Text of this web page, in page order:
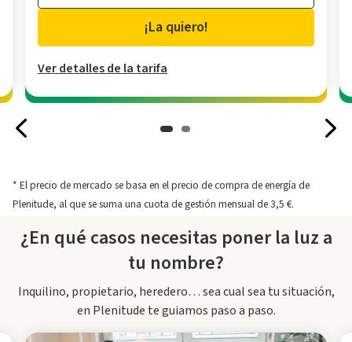
¡La quiero!
Ver detalles de la tarifa
* El precio de mercado se basa en el precio de compra de energía de
Plenitude, al que se suma una cuota de gestión mensual de 3,5 €.
¿En qué casos necesitas poner la luz a
tu nombre?
Inquilino, propietario, heredero… sea cual sea tu situación,
en Plenitude te guiamos paso a paso.